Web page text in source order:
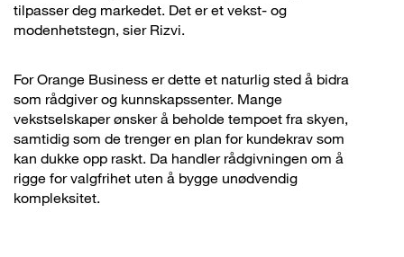
tilpasser deg markedet. Det er et vekst- og
modenhetstegn, sier Rizvi.
For Orange Business er dette et naturlig sted å bidra
som rådgiver og kunnskapssenter. Mange
vekstselskaper ønsker å beholde tempoet fra skyen,
samtidig som de trenger en plan for kundekrav som
kan dukke opp raskt. Da handler rådgivningen om å
rigge for valgfrihet uten å bygge unødvendig
kompleksitet.